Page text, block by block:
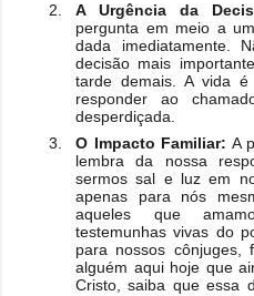
A Urgência da
pergunta em meio a
dada imediatamente.
decisão mais
tarde demais. A vida
responder ao
desperdiçada.
O Impacto Familiar: A
lembra da nossa
sermos sal e luz em
apenas para nós
aqueles que
testemunhas vivas do
para nossos cônjuges,
alguém aqui hoje que
Cristo, saiba que essa